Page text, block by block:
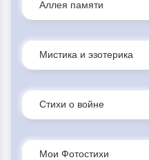
Аллея памяти
Мистика и эзотерика
Стихи о войне
Мои Фотостихи